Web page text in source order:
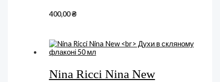
400,00₴
Nina Ricci Nina New